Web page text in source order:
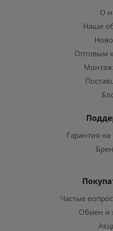
О
Наши
Оптовым
Гарантия
Частые
Обмен и